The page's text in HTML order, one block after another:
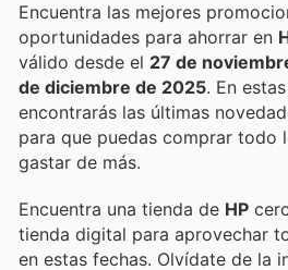
Encuentra las mejores
oportunidades para ahorrar en
válido desde el 27 de
de diciembre de 2025 . En estas
encontrarás las últimas
para que puedas comprar todo
gastar de más.
Encuentra una tienda de HP
tienda digital para aprovechar
en estas fechas. Olvídate de la